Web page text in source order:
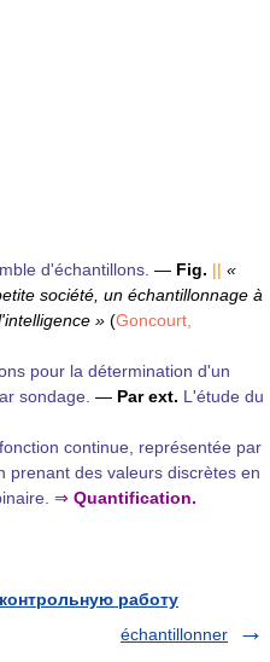
d'échantillons. — Fig. || «
société, un échantillonnage à
» (Goncourt,
pour la détermination d'un
sondage. — Par ext. L'étude du
continue, représentée par
prenant des valeurs discrètes en
⇒ Quantification.
работу
échantillonner